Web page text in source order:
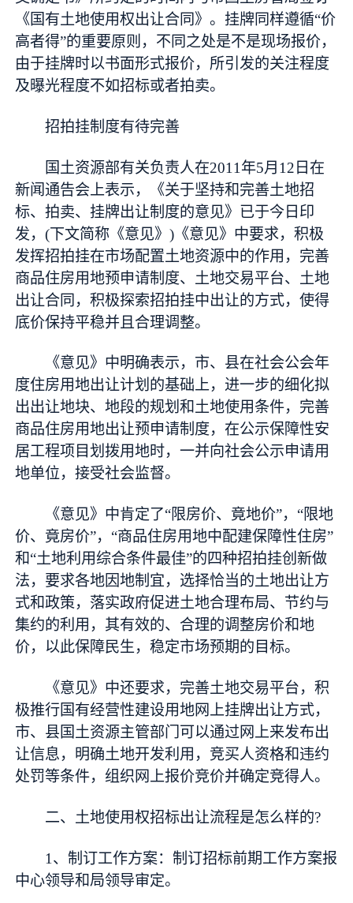
《国有土地使用权出让合同》。挂牌同样遵循“价
高者得”的重要原则，不同之处是不是现场报价，
由于挂牌时以书面形式报价，所引发的关注程度
及曝光程度不如招标或者拍卖。
招拍挂制度有待完善
国土资源部有关负责人在2011年5月12日在
新闻通告会上表示，《关于坚持和完善土地招
标、拍卖、挂牌出让制度的意见》已于今日印
发，(下文简称《意见》)《意见》中要求，积极
发挥招拍挂在市场配置土地资源中的作用，完善
商品住房用地预申请制度、土地交易平台、土地
出让合同，积极探索招拍挂中出让的方式，使得
底价保持平稳并且合理调整。
《意见》中明确表示，市、县在社会公会年
度住房用地出让计划的基础上，进一步的细化拟
出出让地块、地段的规划和土地使用条件，完善
商品住房用地出让预申请制度，在公示保障性安
居工程项目划拨用地时，一并向社会公示申请用
地单位，接受社会监督。
《意见》中肯定了“限房价、竟地价”，“限地
价、竟房价”，“商品住房用地中配建保障性住房”
和“土地利用综合条件最佳”的四种招拍挂创新做
法，要求各地因地制宜，选择恰当的土地出让方
式和政策，落实政府促进土地合理布局、节约与
集约的利用，其有效的、合理的调整房价和地
价，以此保障民生，稳定市场预期的目标。
《意见》中还要求，完善土地交易平台，积
极推行国有经营性建设用地网上挂牌出让方式，
市、县国土资源主管部门可以通过网上来发布出
让信息，明确土地开发利用，竞买人资格和违约
处罚等条件，组织网上报价竞价并确定竞得人。
二、土地使用权招标出让流程是怎么样的?
1、制订工作方案：制订招标前期工作方案报
中心领导和局领导审定。